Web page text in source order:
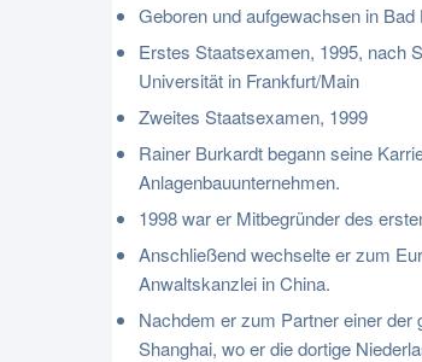
Geboren und aufgewachsen in Bad
Erstes Staatsexamen, 1995, nach
Universität in Frankfurt/Main
Zweites Staatsexamen, 1999
Rainer Burkardt begann seine
Anlagenbauunternehmen.
1998 war er Mitbegründer des
Anschließend wechselte er zum
Anwaltskanzlei in China.
Nachdem er zum Partner einer der
Shanghai, wo er die dortige